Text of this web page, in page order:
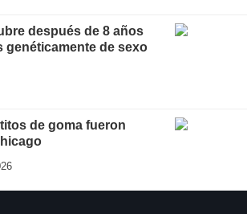
después de 8 años
genéticamente de sexo
de goma fueron